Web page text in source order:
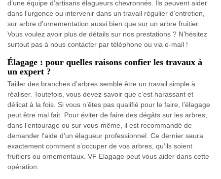
d’une équipe d’artisans élagueurs chevronnés. Ils peuvent aider
dans l’urgence ou intervenir dans un travail régulier d’entretien,
sur arbre d’ornementation aussi bien que sur un arbre fruitier.
Vous voulez avoir plus de détails sur nos prestations ? N’hésitez
surtout pas à nous contacter par téléphone ou via e-mail !
Élagage : pour quelles raisons confier les travaux à
un expert ?
Tailler des branches d’arbres semble être un travail simple à
réaliser. Toutefois, vous devez savoir que c’est harassant et
délicat à la fois. Si vous n’êtes pas qualifié pour le faire, l’élagage
peut être mal fait. Pour éviter de faire des dégâts sur les arbres,
dans l’entourage ou sur vous-même, il est recommandé de
demander l’aide d’un élagueur professionnel. Ce dernier saura
exactement comment s’occuper de vos arbres, qu’ils soient
fruitiers ou ornementaux. VF Elagage peut vous aider dans cette
opération.